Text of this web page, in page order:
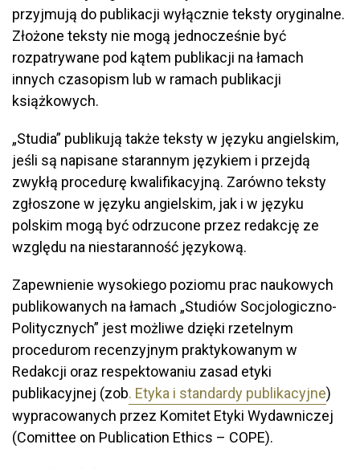
przyjmują do publikacji wyłącznie teksty oryginalne.
Złożone teksty nie mogą jednocześnie być
rozpatrywane pod kątem publikacji na łamach
innych czasopism lub w ramach publikacji
książkowych.
„Studia” publikują także teksty w języku angielskim,
jeśli są napisane starannym językiem i przejdą
zwykłą procedurę kwalifikacyjną. Zarówno teksty
zgłoszone w języku angielskim, jak i w języku
polskim mogą być odrzucone przez redakcję ze
względu na niestaranność językową.
Zapewnienie wysokiego poziomu prac naukowych
publikowanych na łamach „Studiów Socjologiczno-
Politycznych” jest możliwe dzięki rzetelnym
procedurom recenzyjnym praktykowanym w
Redakcji oraz respektowaniu zasad etyki
publikacyjnej (zob. Etyka i standardy publikacyjne)
wypracowanych przez Komitet Etyki Wydawniczej
(Comittee on Publication Ethics – COPE).